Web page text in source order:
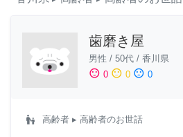
歯磨き屋
男性 / 50代 / 香川県
sentiment_satisfied 0 sentiment_neutral 0 sentiment_dissatisfied 0
escalator_warning 高齢者 ▸ 高齢者のお世話